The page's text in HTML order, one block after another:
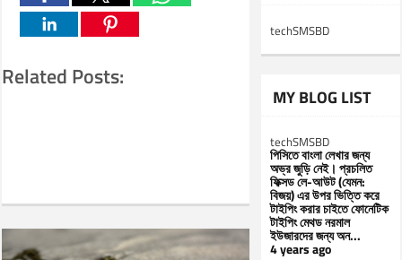
Related Posts:
techSMSBD
MY BLOG LIST
techSMSBD
পিসিতে বাংলা লেখার জন্য
অভ্র জুড়ি নেই। প্রচলিত
ফিক্সড লে-আউট (যেমন:
বিজয়) এর উপর ভিত্তি করে
টাইপিং করার চাইতে ফোনেটিক
টাইপিং মেথড নরমাল
ইউজারদের জন্য অন...
4 years ago